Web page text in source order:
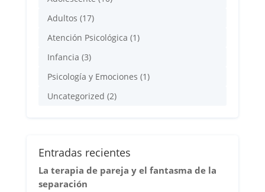
Adultos (17)
Atención Psicológica (1)
Infancia (3)
Psicología y Emociones (1)
Uncategorized (2)
Entradas recientes
La terapia de pareja y el fantasma de la
separación